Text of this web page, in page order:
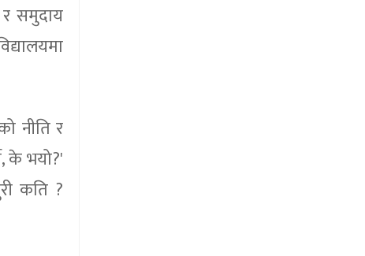
र समुदाय
नीति र
के भयो?'
कति ?